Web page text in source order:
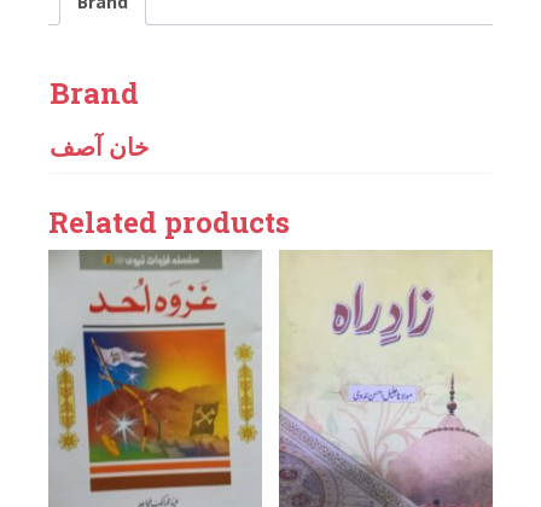
Brand
خان آصف
Related products